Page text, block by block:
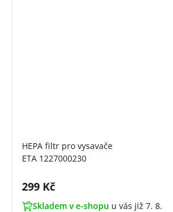
HEPA filtr pro vysavače
ETA 1227000230
Cena s DPH:
299 Kč
Skladem v e-shopu u vás již 7. 8.